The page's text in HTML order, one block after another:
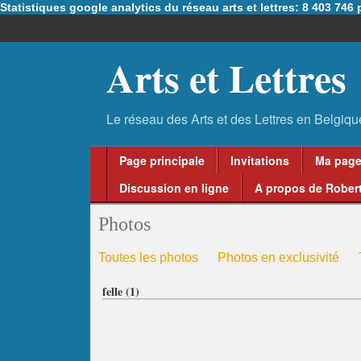
Statistiques google analytics du réseau arts et lettres: 8 403 746
Arts et Lettres
Page principale Invitations Ma page
Discussion en ligne
A propos de
Photos
Toutes les photos Photos en exclusivité
felle (1)